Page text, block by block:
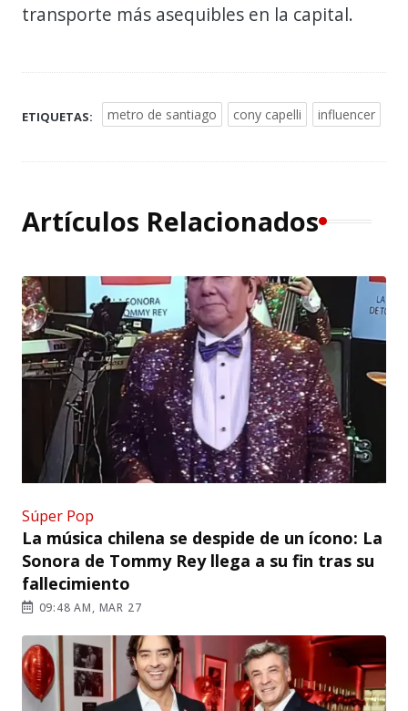
transporte más asequibles en la capital.
ETIQUETAS: metro de santiago cony capelli influencer
Artículos Relacionados
Súper Pop
La música chilena se despide de un ícono: La
Sonora de Tommy Rey llega a su fin tras su
fallecimiento
09:48 AM, MAR 27